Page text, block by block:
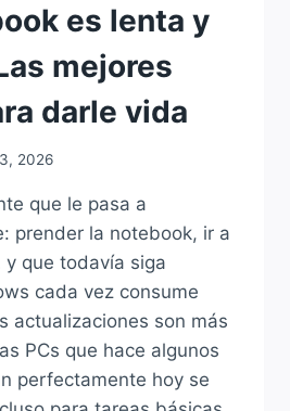
es lenta y
mejores
darle vida
2026
que le pasa a
prender la notebook, ir a
que todavía siga
cada vez consume
actualizaciones son más
PCs que hace algunos
perfectamente hoy se